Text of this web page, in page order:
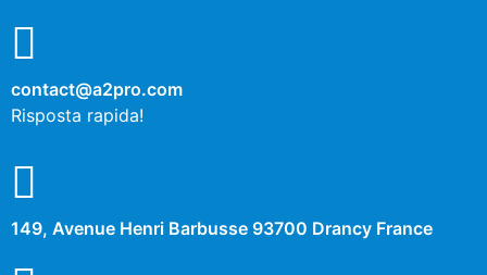
contact@a2pro.com
Risposta rapida!
149, Avenue Henri Barbusse 93700 Drancy France